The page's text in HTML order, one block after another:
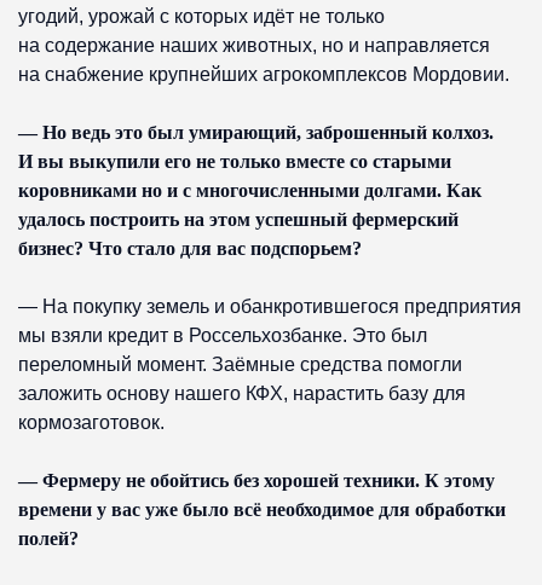
угодий, урожай с которых идёт не только
на содержание наших животных, но и направляется
на снабжение крупнейших агрокомплексов Мордовии.
— Но ведь это был умирающий, заброшенный колхоз.
И вы выкупили его не только вместе со старыми
коровниками но и с многочисленными долгами. Как
удалось построить на этом успешный фермерский
бизнес? Что стало для вас подспорьем?
— На покупку земель и обанкротившегося предприятия
мы взяли кредит в Россельхозбанке. Это был
переломный момент. Заёмные средства помогли
заложить основу нашего КФХ, нарастить базу для
кормозаготовок.
— Фермеру не обойтись без хорошей техники. К этому
времени у вас уже было всё необходимое для обработки
полей?